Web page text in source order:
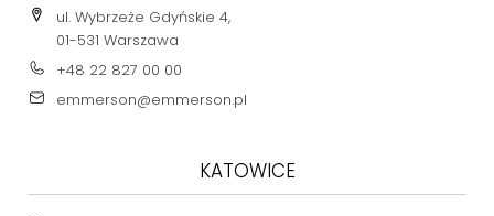
ul. Wybrzeże Gdyńskie 4,
01-531 Warszawa
+48 22 827 00 00
emmerson@emmerson.pl
KATOWICE